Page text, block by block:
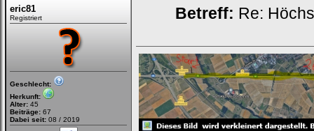
eric81
Registriert
Geschlecht:
Herkunft:
Alter: 45
Beiträge: 67
Dabei seit: 08 / 2019
Betreff: Re: